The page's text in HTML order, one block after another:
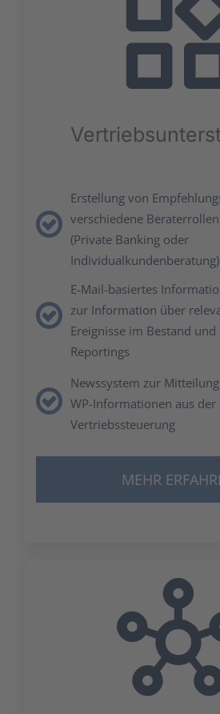
Erstel­lung von
ver­schie­de­ne Bera­ter­rol­len
(Pri­va­te Ban­king oder
Indi­vi­du­al­kun­den­be­ra­tung)
E‑Mail-basier­tes
zur Infor­ma­ti­on über
Ereig­nis­se im Bestand
Reportings
News­sys­tem zur
WP-Infor­ma­tio­nen aus der
Ver­triebs­steue­rung
MEHR